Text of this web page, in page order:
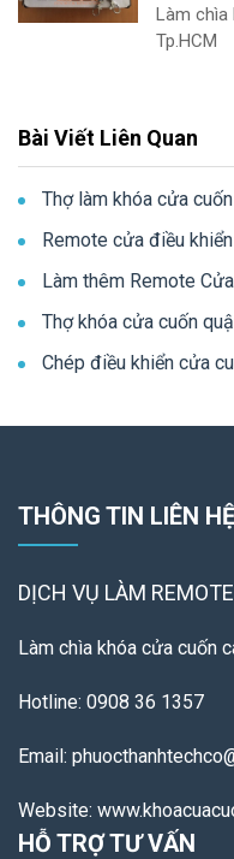
Làm chìa
Tp.HCM
Bài Viết Liên Quan
Thợ làm khóa cửa
Remote cửa điều
Làm thêm Remote
Thợ khóa cửa cuốn
Chép điều khiển cửa
THÔNG TIN LIÊN HỆ
DỊCH VỤ LÀM REMOTE
Làm chìa khóa cửa cuốn
Hotline: 0908 36 1357
Email:
Website:
HỖ TRỢ TƯ VẤN